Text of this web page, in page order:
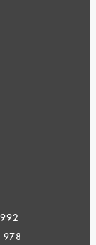
978